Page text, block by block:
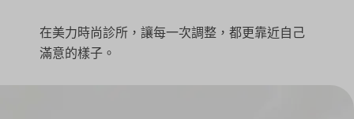
在美力時尚診所，讓每一次調整，都更靠近自己
滿意的樣子。